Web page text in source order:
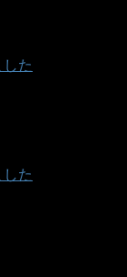
た
た